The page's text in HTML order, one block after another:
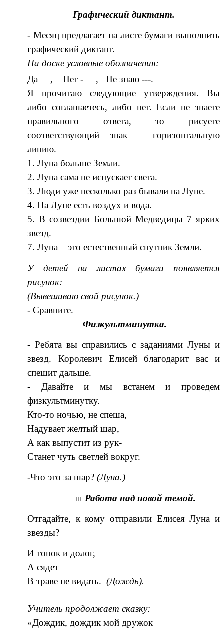
Графический диктант.
- Месяц предлагает на листе бумаги выполнить
графический диктант.
На доске условные обозначения:
Да – , Нет - , Не знаю ---.
Я прочитаю следующие утверждения. Вы
либо соглашаетесь, либо нет. Если не знаете
правильного ответа, то рисуете
соответствующий знак – горизонтальную
линию.
1. Луна больше Земли.
2. Луна сама не испускает света.
3. Люди уже несколько раз бывали на Луне.
4. На Луне есть воздух и вода.
5. В созвездии Большой Медведицы 7 ярких
звезд.
7. Луна – это естественный спутник Земли.
У детей на листах бумаги появляется
рисунок:
(Вывешиваю свой рисунок.)
- Сравните.
Физкультминутка.
- Ребята вы справились с заданиями Луны и
звезд. Королевич Елисей благодарит вас и
спешит дальше.
- Давайте и мы встанем и проведем
физкультминутку.
Кто-то ночью, не спеша,
Надувает желтый шар,
А как выпустит из рук-
Станет чуть светлей вокруг.
-Что это за шар?(Луна.)
Работа над новой темой.
Отгадайте, к кому отправили Елисея Луна и
звезды?
И тонок и долог,
А сядет –
В траве не видать.(Дождь).
Учитель продолжает сказку:
«Дождик, дождик мой дружок